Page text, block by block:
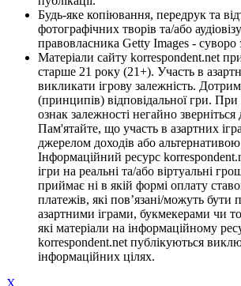
Будь-яке копіювання, передрук та
фотографічних творів та/або
правовласника Getty Images - суворо
Матеріали сайту korrespondent.net
старше 21 року (21+). Участь в
викликати ігрову залежність.
(принципів) відповідальної гри.
ознак залежності негайно зверніться
Пам'ятайте, що участь в азартних
джерелом доходів або альтернативою
Інформаційний ресурс
ігри на реальні та/або віртуальні
приймає ні в якій формі оплату
платежів, які пов’язані/можуть бути
азартними іграми, букмекерами чи
які матеріали на інформаційному
korrespondent.net публікуються
інформаційних цілях.
X